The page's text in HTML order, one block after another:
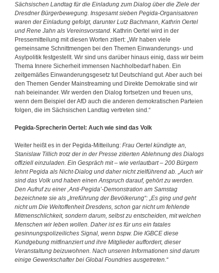
Sächsischen Landtag für die Einladung zum Dialog über die Ziele der
Dresdner Bürgerbewegung. Insgesamt sieben Pegida‐Organisatoren
waren der Einladung gefolgt, darunter Lutz Bachmann, Kathrin Oertel
und Rene Jahn als Vereinsvorstand. Kathrin Oertel wird in der
Pressemitteilung mit diesen Worten zitiert: „Wir haben viele
gemeinsame Schnittmengen bei den Themen Einwanderungs‐ und
Asylpolitik festgestellt. Wir sind uns darüber hinaus einig, dass wir beim
Thema Innere Sicherheit immensen Nachholbedarf haben. Ein
zeitgemäßes Einwanderungsgesetz tut Deutschland gut. Aber auch bei
den Themen Gender Mainstreaming und Direkte Demokratie sind wir
nah beieinander. Wir werden den Dialog fortsetzen und freuen uns,
wenn dem Beispiel der AfD auch die anderen demokratischen Parteien
folgen, die im Sächsischen Landtag vertreten sind.“
Pegida-Sprecherin Oertel: Auch wie sind das Volk
Weiter heißt es in der Pegida-Mitteilung: Frau Oertel kündigte an,
Stanislaw Tillich trotz der in der Presse zitierten Ablehnung des Dialogs
offiziell einzuladen. Ein Gespräch mit – wie verlautbart – 200 Bürgern
lehnt Pegida als Nicht-Dialog und daher nicht zielführend ab. „Auch wir
sind das Volk und haben einen Anspruch darauf, gehört zu werden.
Den Aufruf zu einer ‚Anti‐Pegida’-Demonstration am Samstag
bezeichnete sie als „Irreführung der Bevölkerung“: „Es ging und geht
nicht um Die Weltoffenheit Dresdens, schon gar nicht um fehlende
Mitmenschlichkeit, sondern darum, selbst zu entscheiden, mit welchen
Menschen wir leben wollen. Daher ist es für uns ein fatales
gesinnungspolizeiliches Signal, wenn bspw. Die IGBCE diese
Kundgebung mitfinanziert und ihre Mitglieder auffordert, dieser
Veranstaltung beizuwohnen. Nach unseren Informationen sind darum
einige Gewerkschafter bei Global Foundries ausgetreten.“